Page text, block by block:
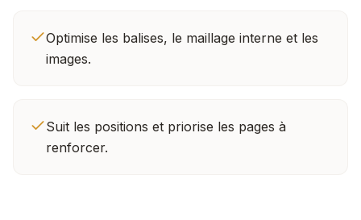
Optimise les balises, le maillage interne et les
images.
Suit les positions et priorise les pages à
renforcer.